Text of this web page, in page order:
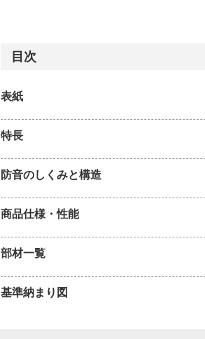
目次
表紙
特長
防音のしくみと構造
商品仕様・性能
部材一覧
基準納まり図